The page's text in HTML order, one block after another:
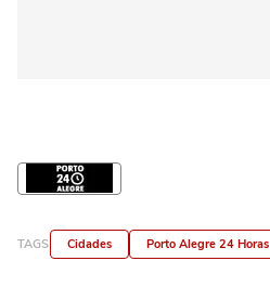
TAGS Cidades Porto Alegre 24 Horas